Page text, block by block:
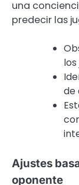
una
predecir las
de
Ajustes
oponente